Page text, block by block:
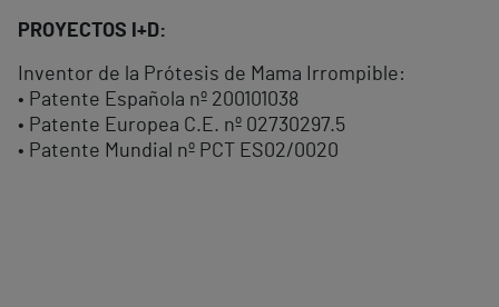
PROYECTOS I+D:
Inventor de la Prótesis de Mama Irrompible:
• Patente Española nº 200101038
• Patente Europea C.E. nº 02730297.5
• Patente Mundial nº PCT ES02/0020